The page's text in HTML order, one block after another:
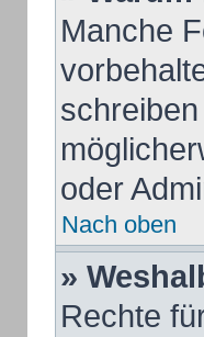
Manche
oder
Nach oben
»
Rechte